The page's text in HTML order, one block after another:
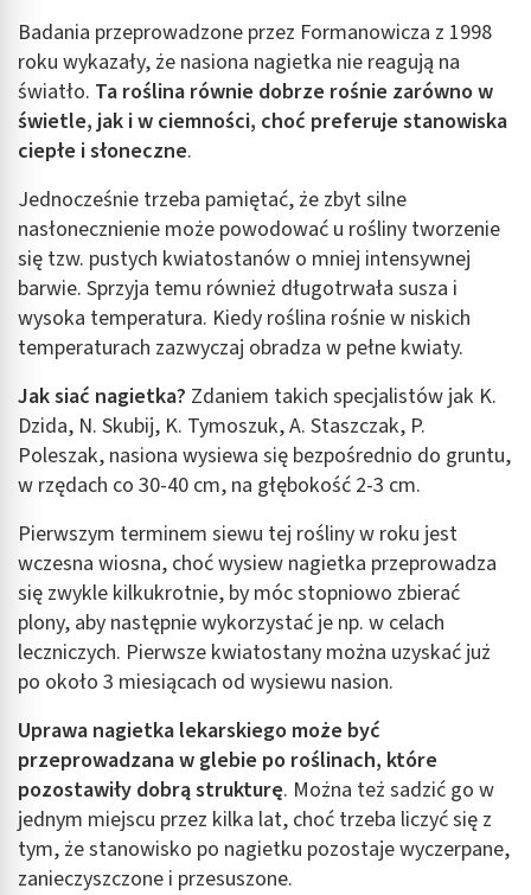
Badania przeprowadzone przez Formanowicza z 1998
roku wykazały, że nasiona nagietka nie reagują na
światło. Ta roślina równie dobrze rośnie zarówno w
świetle, jak i w ciemności, choć preferuje stanowiska
ciepłe i słoneczne.
Jednocześnie trzeba pamiętać, że zbyt silne
nasłonecznienie może powodować u rośliny tworzenie
się tzw. pustych kwiatostanów o mniej intensywnej
barwie. Sprzyja temu również długotrwała susza i
wysoka temperatura. Kiedy roślina rośnie w niskich
temperaturach zazwyczaj obradza w pełne kwiaty.
Jak siać nagietka? Zdaniem takich specjalistów jak K.
Dzida, N. Skubij, K. Tymoszuk, A. Staszczak, P.
Poleszak, nasiona wysiewa się bezpośrednio do gruntu,
w rzędach co 30-40 cm, na głębokość 2-3 cm.
Pierwszym terminem siewu tej rośliny w roku jest
wczesna wiosna, choć wysiew nagietka przeprowadza
się zwykle kilkukrotnie, by móc stopniowo zbierać
plony, aby następnie wykorzystać je np. w celach
leczniczych. Pierwsze kwiatostany można uzyskać już
po około 3 miesiącach od wysiewu nasion.
Uprawa nagietka lekarskiego może być
przeprowadzana w glebie po roślinach, które
pozostawiły dobrą strukturę. Można też sadzić go w
jednym miejscu przez kilka lat, choć trzeba liczyć się z
tym, że stanowisko po nagietku pozostaje wyczerpane,
zanieczyszczone i przesuszone.